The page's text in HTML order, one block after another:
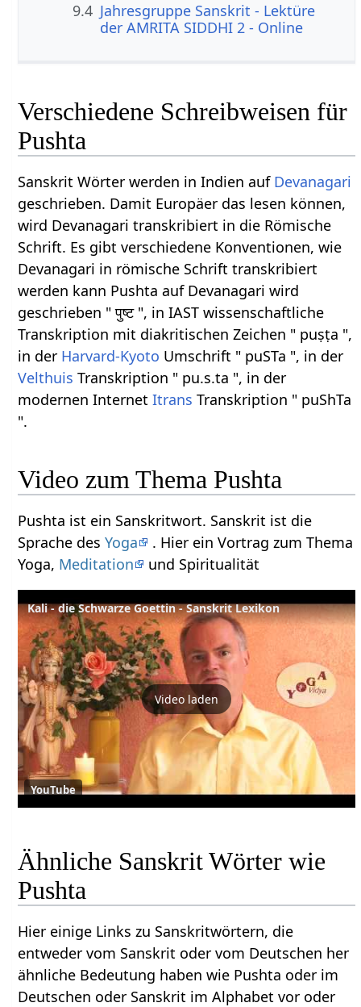
9.4 Jahresgruppe Sanskrit - Lektüre
der AMRITA SIDDHI 2 - Online
Verschiedene Schreibweisen für
Pushta
Sanskrit Wörter werden in Indien auf Devanagari
geschrieben. Damit Europäer das lesen können,
wird Devanagari transkribiert in die Römische
Schrift. Es gibt verschiedene Konventionen, wie
Devanagari in römische Schrift transkribiert
werden kann Pushta auf Devanagari wird
geschrieben " पुष्ट ", in IAST wissenschaftliche
Transkription mit diakritischen Zeichen " puṣṭa ",
in der Harvard-Kyoto Umschrift " puSTa ", in der
Velthuis Transkription " pu.s.ta ", in der
modernen InternetItrans Transkription " puShTa
".
Video zum Thema Pushta
Pushta ist ein Sanskritwort. Sanskrit ist die
Sprache desYoga
. Hier ein Vortrag zum Thema
Yoga, Meditation und Spiritualität
Kali - die Schwarze Goettin - Sanskrit Lexikon
Video laden
YouTube
Ähnliche Sanskrit Wörter wie
Pushta
Hier einige Links zu Sanskritwörtern, die
entweder vom Sanskrit oder vom Deutschen her
ähnliche Bedeutung haben wie Pushta oder im
Deutschen oder Sanskrit im Alphabet vor oder